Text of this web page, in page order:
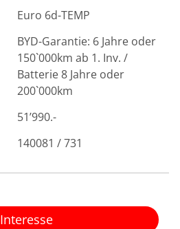
Euro 6d-TEMP
BYD-Garantie: 6 Jahre oder
150`000km ab 1. Inv. /
Batterie 8 Jahre oder
200`000km
51’990.-
140081 / 731
Interesse